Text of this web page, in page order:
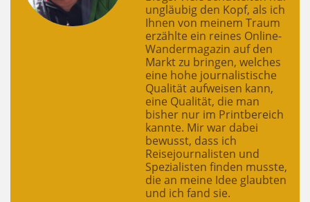
ungläubig den Kopf, als ich
Ihnen von meinem Traum
erzählte ein reines Online-
Wandermagazin auf den
Markt zu bringen, welches
eine hohe journalistische
Qualität aufweisen kann,
eine Qualität, die man
bisher nur im Printbereich
kannte. Mir war dabei
bewusst, dass ich
Reisejournalisten und
Spezialisten finden musste,
die an meine Idee glaubten
und ich fand sie.